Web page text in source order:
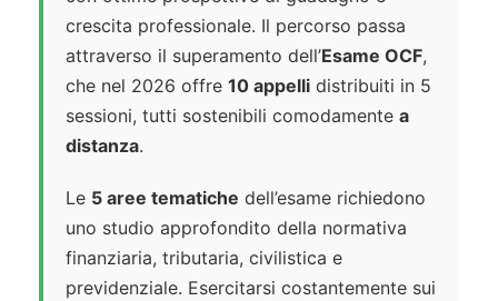
crescita professionale. Il percorso passa
attraverso il superamento dell’Esame OCF,
che nel 2026 offre 10 appelli distribuiti in 5
sessioni, tutti sostenibili comodamente a
distanza.
Le 5 aree tematiche dell’esame richiedono
uno studio approfondito della normativa
finanziaria, tributaria, civilistica e
previdenziale. Esercitarsi costantemente sui